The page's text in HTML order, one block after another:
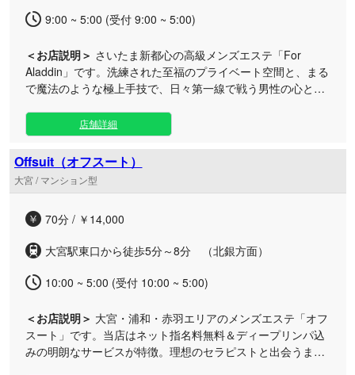
9:00 ~ 5:00 (受付 9:00 ~ 5:00)
＜お店説明＞ さいたま新都心の高級メンズエステ「For
Aladdin」です。洗練された至福のプライベート空間と、まる
で魔法のような極上手技で、日々第一線で戦う男性の心と身
どまらず、お客様の期待を超える圧倒的な感動をお届けする
ことを目指しております。 選び抜かれたセラピストによる細
やかなおもてなしと、こだわり抜かれた贅沢な空間は、訪れ
る方の心をしっかりと掴んで離しません。日常の喧騒を忘
れ、特別なひとときを心ゆくまでご堪能ください。皆様のご
店舗詳細
Offsuit（オフスート）
大宮 / マンション型
70分 / ￥14,000
大宮駅東口から徒歩5分～8分 （北銀方面）
10:00 ~ 5:00 (受付 10:00 ~ 5:00)
＜お店説明＞ 大宮・浦和・赤羽エリアのメンズエステ「オフ
スート」です。当店はネット指名料無料＆ディープリンパ込
みの明朗なサービスが特徴。理想のセラピストと出会うま